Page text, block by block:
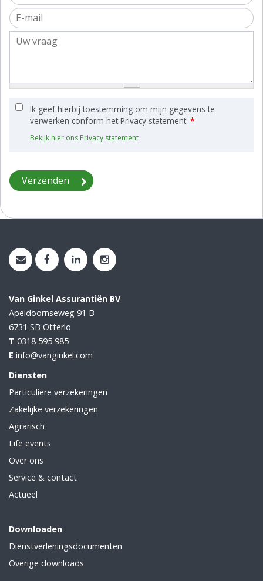
Ik geef hierbij toestemming om mijn gegevens te
verwerken conform het Privacy statement. *
Bekijk hier ons Privacy statement
Van Ginkel Assurantiën BV
Apeldoornseweg 91 B
6731 SB Otterlo
T 0318 595 985
E info@vanginkel.com
Diensten
Particuliere verzekeringen
Zakelijke verzekeringen
Agrarisch
Life events
Over ons
Service & contact
Actueel
Downloaden
Dienstverleningsdocumenten
Overige downloads